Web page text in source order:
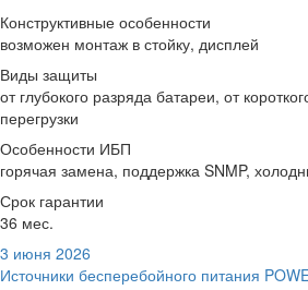
Конструктивные особенности
возможен монтаж в стойку, дисплей
Виды защиты
от глубокого разряда батареи, от
перегрузки
Особенности ИБП
горячая замена, поддержка SNMP,
Срок гарантии
36 мес.
3 июня 2026
Источники бесперебойного питания